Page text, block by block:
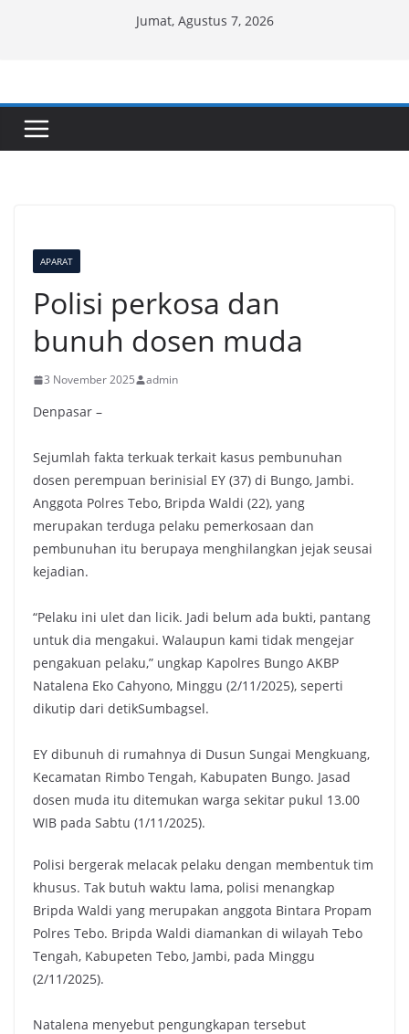
Jumat, Agustus 7, 2026
APARAT
Polisi perkosa dan
bunuh dosen muda
3 November 2025 admin
Denpasar –
Sejumlah fakta terkuak terkait kasus pembunuhan
dosen perempuan berinisial EY (37) di Bungo, Jambi.
Anggota Polres Tebo, Bripda Waldi (22), yang
merupakan terduga pelaku pemerkosaan dan
pembunuhan itu berupaya menghilangkan jejak seusai
kejadian.
“Pelaku ini ulet dan licik. Jadi belum ada bukti, pantang
untuk dia mengakui. Walaupun kami tidak mengejar
pengakuan pelaku,” ungkap Kapolres Bungo AKBP
Natalena Eko Cahyono, Minggu (2/11/2025), seperti
dikutip dari detikSumbagsel.
EY dibunuh di rumahnya di Dusun Sungai Mengkuang,
Kecamatan Rimbo Tengah, Kabupaten Bungo. Jasad
dosen muda itu ditemukan warga sekitar pukul 13.00
WIB pada Sabtu (1/11/2025).
Polisi bergerak melacak pelaku dengan membentuk tim
khusus. Tak butuh waktu lama, polisi menangkap
Bripda Waldi yang merupakan anggota Bintara Propam
Polres Tebo. Bripda Waldi diamankan di wilayah Tebo
Tengah, Kabupeten Tebo, Jambi, pada Minggu
(2/11/2025).
Natalena menyebut pengungkapan tersebut